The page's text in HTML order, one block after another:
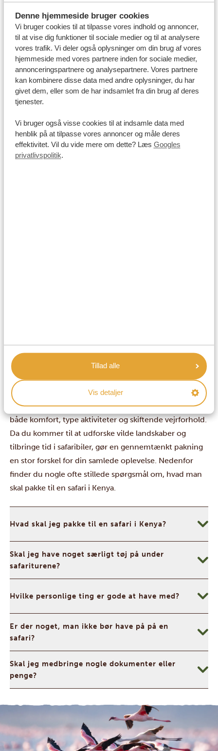
Denne hjemmeside bruger cookies
Vi bruger cookies til at tilpasse vores indhold og annoncer,
til at vise dig funktioner til sociale medier og til at analysere
vores trafik. Vi deler også oplysninger om din brug af vores
hjemmeside med vores partnere inden for sociale medier,
annonceringspartnere og analysepartnere. Vores partnere
kan kombinere disse data med andre oplysninger, du har
givet dem, eller som de har indsamlet fra din brug af deres
tjenester.
Vi bruger også visse cookies til at indsamle data med
henblik på at tilpasse vores annoncer og måle deres
effektivitet. Vil du vide mere om dette? Læs Googles
privatlivspolitik.
Tillad alle
Vis detaljer
Hvor mange penge skal jeg tage med til
Kenya?
Sprog og kultur
Inden du rejser til Kenya, er du måske nysgerrig efter at
kende til disse små, men vigtige, detaljer giver din rejse
en ekstra dimension og gør det nemmere at komme i
kontakt med de mennesker, du møder undervejs.
Hvad skal man medbringe?
Hvad skal man pakke til en safari i Kenya?
Når du skal pakke til en safari, er det vigtigt at tænke på
både komfort, type aktiviteter og skiftende vejrforhold.
Da du kommer til at udforske vilde landskaber og
tilbringe tid i safaribiler, gør en gennemtænkt pakning
en stor forskel for din samlede oplevelse. Nedenfor
finder du nogle ofte stillede spørgsmål om, hvad man
skal pakke til en safari i Kenya.
Hvad skal jeg pakke til en safari i Kenya?
Skal jeg have noget særligt tøj på under
safariturene?
Hvilke personlige ting er gode at have med?
Er der noget, man ikke bør have på på en
safari?
Skal jeg medbringe nogle dokumenter eller
penge?